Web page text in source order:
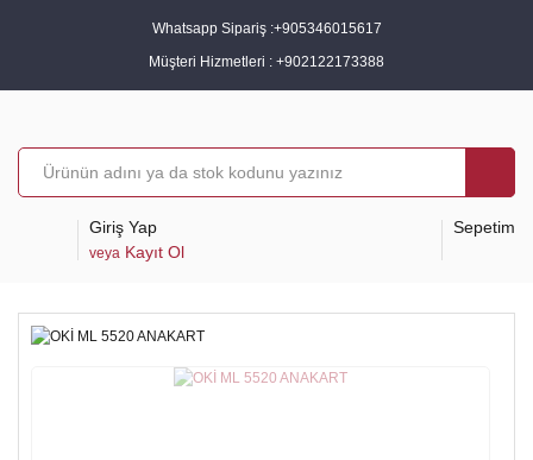
Whatsapp Sipariş :+905346015617
Müşteri Hizmetleri : +902122173388
Giriş Yap
veya Kayıt Ol
Sepetim